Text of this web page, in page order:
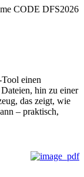
CODE DFS2026
einen
hin zu einer
das zeigt, wie
– praktisch,